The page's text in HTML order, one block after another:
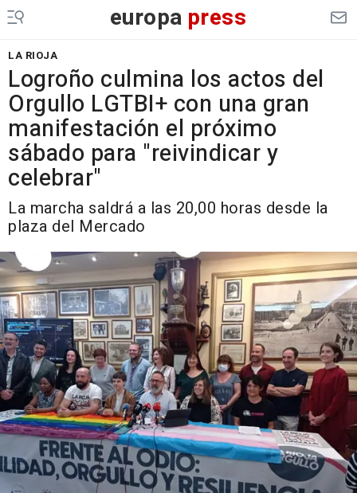
europa press
LA RIOJA
Logroño culmina los actos del
Orgullo LGTBI+ con una gran
manifestación el próximo
sábado para "reivindicar y
celebrar"
La marcha saldrá a las 20,00 horas desde la
plaza del Mercado